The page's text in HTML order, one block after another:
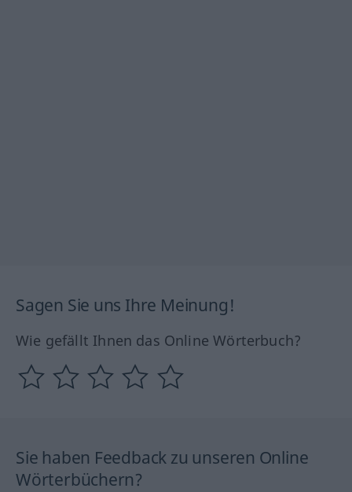
Sagen Sie uns Ihre Meinung!
Wie gefällt Ihnen das Online Wörterbuch?
Sie haben Feedback zu unseren Online
Wörterbüchern?